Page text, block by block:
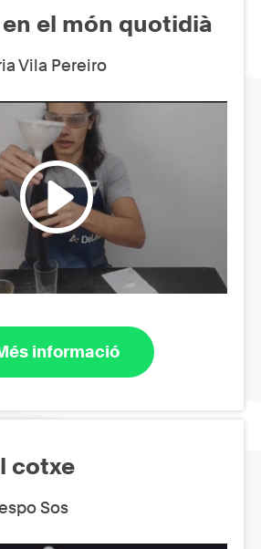
el món quotidià
Vila Pereiro
informació
cotxe
Sos